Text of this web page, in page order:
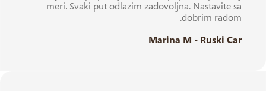
meri. Svaki put odlazim zadovoljna. Nastavite sa
dobrim radom.
Marina M - Ruski Car